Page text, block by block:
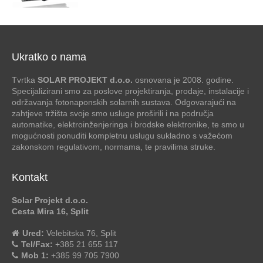
Ukratko o nama
Tvrtka SOLAR PROJEKT d.o.o. osnovana je 2008. godine.
Specijalizirani smo za poslove projektiranja, prodaje, instalacije i
održavanja fotonaponskih solarnih sustava. Odgovarajući na
zahtjeve tržišta svoje smo usluge proširili i na područja
automatike, elektroinženjeringa i brodske elektronike, te smo u
mogućnosti ponuditi kompletnu uslugu sukladno s važećom
zakonskom regulativom, normama, te pravilima struke.
Kontakt
Solar Projekt d.o.o.
Cesta Mira 16, Split
Ured: Velebitska 76, Split
Tel/Fax: +385 21 655 117
Mob 1: +385 99 705 7900